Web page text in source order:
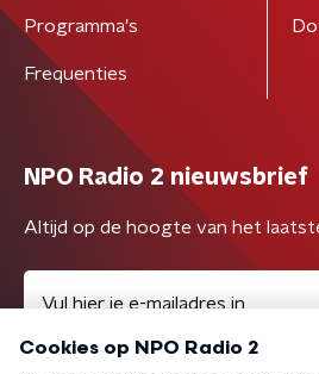
Programma's
Frequenties
NPO Radio 2 nieuwsbrief
Altijd op de hoogte van het